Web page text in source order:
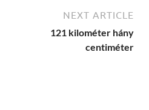
NEXT ARTICLE
121 kilométer hány
centiméter